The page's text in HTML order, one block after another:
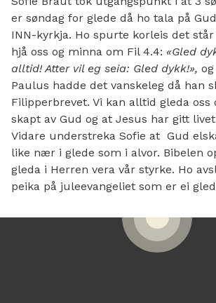
er søndag for glede då ho tala på
INN-kyrkja. Ho spurte korleis det
hjå oss og minna om Fil 4.4: «Gled
alltid! Atter vil eg seia: Gled dykk!»,
Paulus hadde det vanskeleg då han
Filipperbrevet. Vi kan alltid gleda oss
skapt av Gud og at Jesus har gitt
Vidare understreka Sofie at Gud
like nær i glede som i alvor. Bibelen
gleda i Herren vera vår styrke. Ho
peika på juleevangeliet som er ei